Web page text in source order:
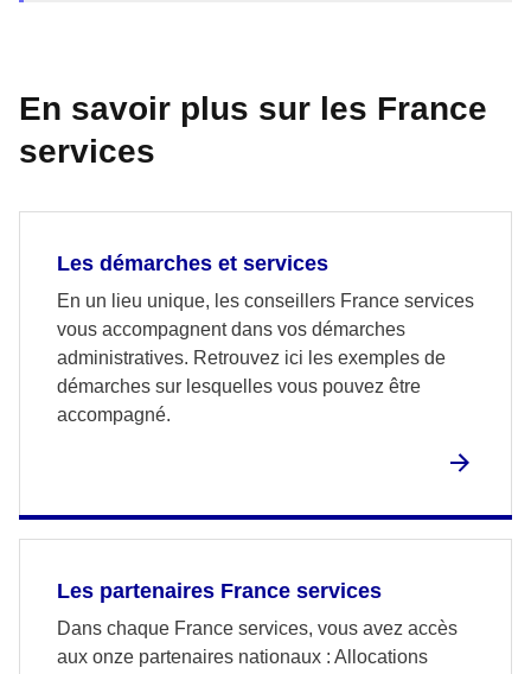
En savoir plus sur les France
services
Les démarches et services
En un lieu unique, les conseillers France services
vous accompagnent dans vos démarches
administratives. Retrouvez ici les exemples de
démarches sur lesquelles vous pouvez être
accompagné.
Les partenaires France services
Dans chaque France services, vous avez accès
aux onze partenaires nationaux : Allocations